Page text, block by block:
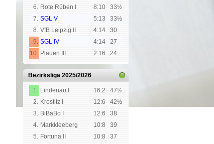
6. Rote Rüben I 8:10
33½
7. SGL V 5:13
33½
8. VfB Leipzig II 4:14
30
9. SGL IV 4:14
27
10. Plauen III 2:16 24
Bezirksliga 2025/2026
1. Lindenau I 16:2
47½
2. Krostitz I 12:6
42½
3. BiBaBo I 12:6
38
4. Markkleeberg 10:8
39
5. Fortuna II 10:8
37